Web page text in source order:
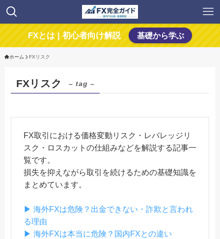
FXとは | 初心者向け解説 基礎から学ぶ
ホーム FXリスク
FXリスク – tag –
FX取引における価格変動リスク・レバレッジリ
スク・ロスカットの仕組みなどを解説する記事一
覧です。
損失を抑えながら取引を続けるための基礎知識を
まとめています。
▶ 海外FXは危険？出金できない・詐欺と言われ
る理由
▶ 海外FXは本当に危険？国内FXとの違い